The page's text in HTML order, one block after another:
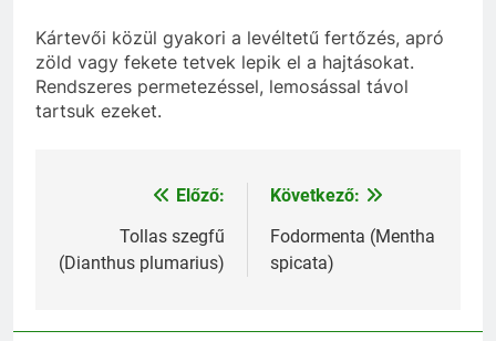
Kártevői közül gyakori a levéltetű fertőzés, apró
zöld vagy fekete tetvek lepik el a hajtásokat.
Rendszeres permetezéssel, lemosással távol
tartsuk ezeket.
Bejegyzés
navigáció
Előző:
Tollas szegfű
(Dianthus plumarius)
Következő:
Fodormenta (Mentha
spicata)